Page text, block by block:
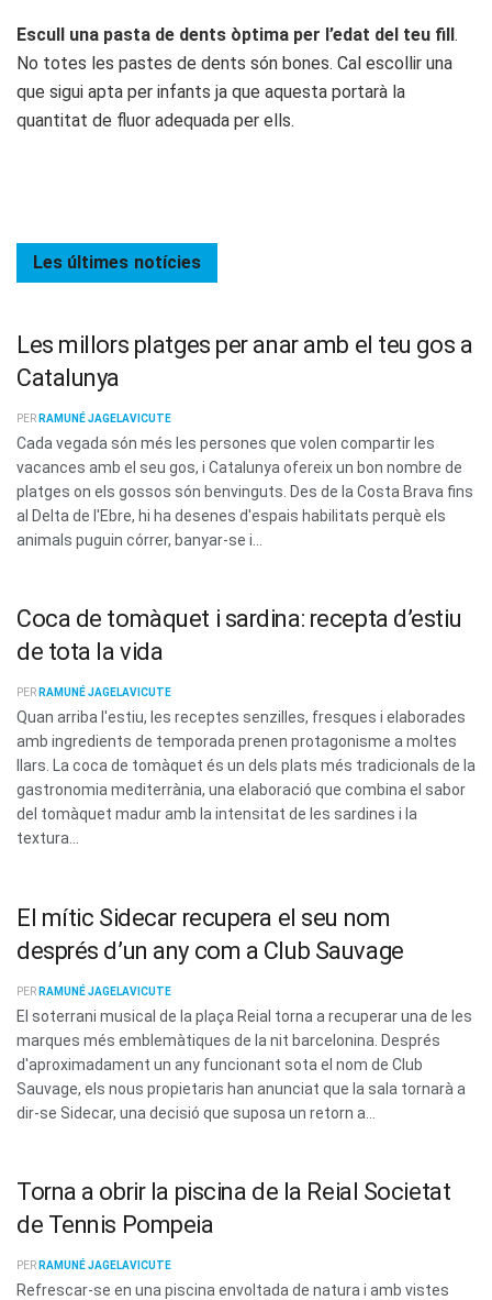
Escull una pasta de dents òptima per l’edat del teu fill .
No totes les pastes de dents són bones. Cal escollir una
que sigui apta per infants ja que aquesta portarà la
quantitat de fluor adequada per ells.
Les últimes notícies
Les millors platges per anar amb el teu gos a
Catalunya
PER RAMUNÉ JAGELAVICUTE
Cada vegada són més les persones que volen compartir les
vacances amb el seu gos, i Catalunya ofereix un bon nombre de
platges on els gossos són benvinguts. Des de la Costa Brava fins
al Delta de l'Ebre, hi ha desenes d'espais habilitats perquè els
animals puguin córrer, banyar-se i...
Coca de tomàquet i sardina: recepta d’estiu
de tota la vida
PER RAMUNÉ JAGELAVICUTE
Quan arriba l'estiu, les receptes senzilles, fresques i elaborades
amb ingredients de temporada prenen protagonisme a moltes
llars. La coca de tomàquet és un dels plats més tradicionals de la
gastronomia mediterrània, una elaboració que combina el sabor
del tomàquet madur amb la intensitat de les sardines i la
textura...
El mític Sidecar recupera el seu nom
després d’un any com a Club Sauvage
PER RAMUNÉ JAGELAVICUTE
El soterrani musical de la plaça Reial torna a recuperar una de les
marques més emblemàtiques de la nit barcelonina. Després
d'aproximadament un any funcionant sota el nom de Club
Sauvage, els nous propietaris han anunciat que la sala tornarà a
dir-se Sidecar, una decisió que suposa un retorn a...
Torna a obrir la piscina de la Reial Societat
de Tennis Pompeia
PER RAMUNÉ JAGELAVICUTE
Refrescar-se en una piscina envoltada de natura i amb vistes